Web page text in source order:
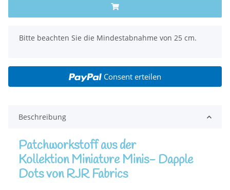
x
Bitte beachten Sie die Mindestabnahme von 25 cm.
Consent erteilen
Beschreibung
Patchworkstoff aus der
Kollektion Miniature Minis- Dapple
Dots von RJR Fabrics